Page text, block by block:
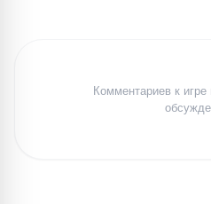
Комментариев к игре